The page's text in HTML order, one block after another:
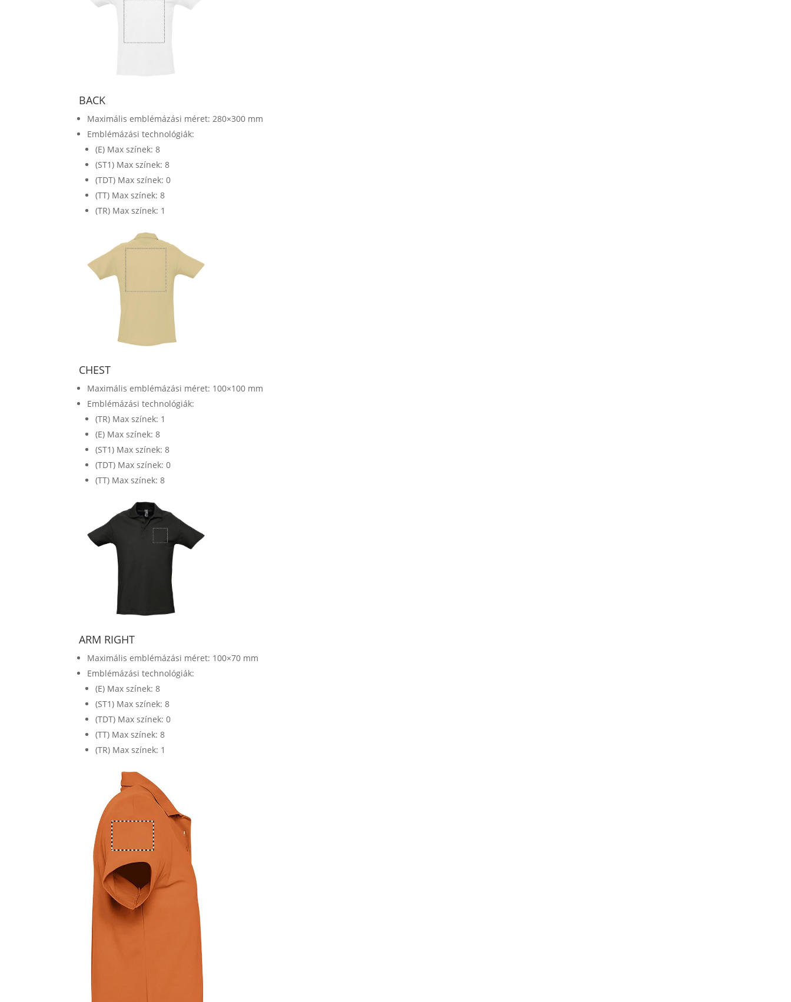
BACK
Maximális emblémázási méret: 280×300 mm
Emblémázási technológiák:
(E) Max színek: 8
(ST1) Max színek: 8
(TDT) Max színek: 0
(TT) Max színek: 8
(TR) Max színek: 1
CHEST
Maximális emblémázási méret: 100×100 mm
Emblémázási technológiák:
(TR) Max színek: 1
(E) Max színek: 8
(ST1) Max színek: 8
(TDT) Max színek: 0
(TT) Max színek: 8
ARM RIGHT
Maximális emblémázási méret: 100×70 mm
Emblémázási technológiák:
(E) Max színek: 8
(ST1) Max színek: 8
(TDT) Max színek: 0
(TT) Max színek: 8
(TR) Max színek: 1